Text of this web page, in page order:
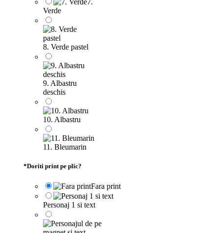
7.
Verde
8. Verde pastel
9. Albastru
deschis
10. Albastru
11. Bleumarin
*Doriti print pe plic?
Fara print
Personaj 1 si text